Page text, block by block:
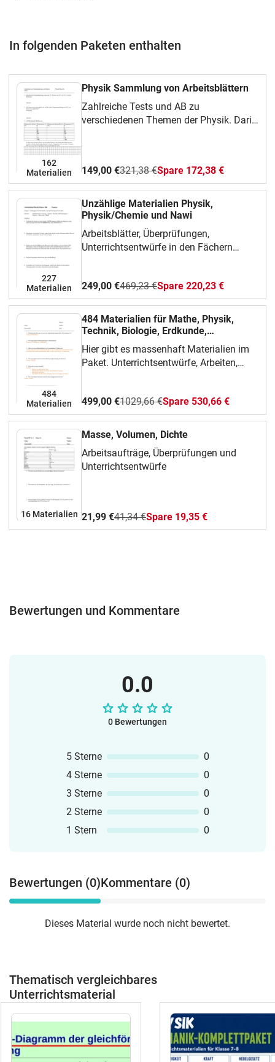
In folgenden Paketen enthalten
162
Materialien
Physik Sammlung von Arbeitsblättern
Zahlreiche Tests und AB zu
verschiedenen Themen der Physik. Darin
149,00 €321,38 €Spare 172,38 €
227
Materialien
Unzählige Materialien Physik,
Physik/Chemie und Nawi
Arbeitsblätter, Überprüfungen,
Unterrichtsentwürfe in den Fächern
249,00 €469,23 €Spare 220,23 €
484
Materialien
484 Materialien für Mathe, Physik,
Technik, Biologie, Erdkunde,
Geschichte, Sport...
Hier gibt es massenhaft Materialien im
Paket. Unterrichtsentwürfe, Arbeiten,
499,00 €1029,66 €Spare 530,66 €
16 Materialien
Masse, Volumen, Dichte
Arbeitsaufträge, Überprüfungen und
Unterrichtsentwürfe
21,99 €41,34 €Spare 19,35 €
Bewertungen und Kommentare
0.0
0 Bewertungen
5 Sterne
0
4 Sterne
0
3 Sterne
0
2 Sterne
0
1 Stern
0
Bewertungen (0)Kommentare (0)
Dieses Material wurde noch nicht bewertet.
Thematisch vergleichbares
Unterrichtsmaterial